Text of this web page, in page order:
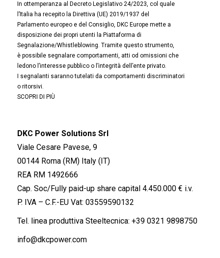
In ottemperanza al Decreto Legislativo 24/2023, col quale
l’Italia ha recepito la Direttiva (UE) 2019/1937 del
Parlamento europeo e del Consiglio, DKC Europe mette a
disposizione dei propri utenti la Piattaforma di
Segnalazione/Whistleblowing. Tramite questo strumento,
è possibile segnalare comportamenti, atti od omissioni che
ledono l’interesse pubblico o l’integrità dell’ente privato.
I segnalanti saranno tutelati da comportamenti discriminatori
o ritorsivi.
SCOPRI DI PIÙ
DKC Power Solutions Srl
Viale Cesare Pavese, 9
00144 Roma (RM) Italy (IT)
REA RM 1492666
Cap. Soc/Fully paid-up share capital 4.450.000 € i.v.
P. IVA – C.F.-EU Vat: 03559590132
Tel. linea produttiva Steeltecnica: +39 0321 9898750
info@dkcpower.com